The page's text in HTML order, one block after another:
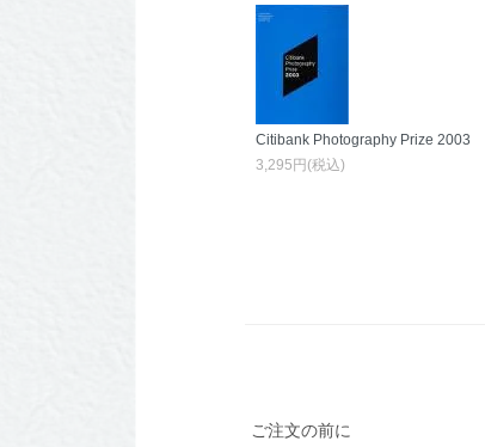
Citibank Photography Prize 2003
3,295円(税込)
ご注文の前に